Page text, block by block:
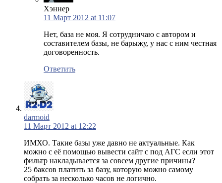
Хэннер
11 Март 2012 at 11:07
Нет, база не моя. Я сотрудничаю с автором и
составителем базы, не барыжу, у нас с ним честная
договоренность.
Ответить
darmoid
11 Март 2012 at 12:22
ИМХО. Такие базы уже давно не актуальные. Как
можно с её помощью вывести сайт с под АГС если этот
фильтр накладывается за совсем другие причины?
25 баксов платить за базу, которую можно самому
собрать за несколько часов не логично.